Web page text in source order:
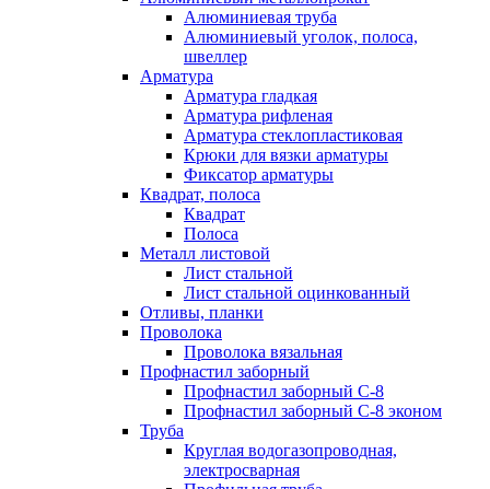
Алюминиевая труба
Алюминиевый уголок, полоса,
швеллер
Арматура
Арматура гладкая
Арматура рифленая
Арматура стеклопластиковая
Крюки для вязки арматуры
Фиксатор арматуры
Квадрат, полоса
Квадрат
Полоса
Металл листовой
Лист стальной
Лист стальной оцинкованный
Отливы, планки
Проволока
Проволока вязальная
Профнастил заборный
Профнастил заборный С-8
Профнастил заборный С-8 эконом
Труба
Круглая водогазопроводная,
электросварная